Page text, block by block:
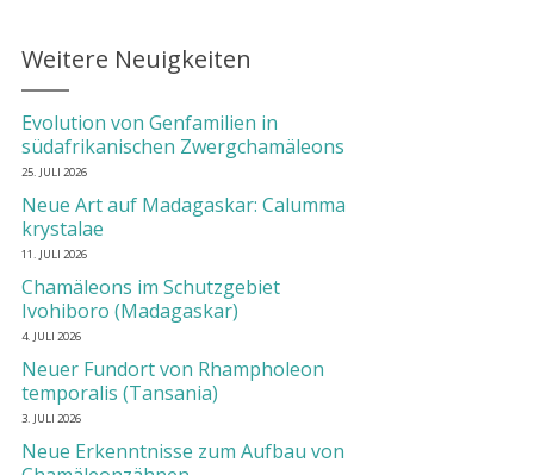
Weitere Neuigkeiten
Evolution von Genfamilien in
südafrikanischen Zwergchamäleons
25. JULI 2026
Neue Art auf Madagaskar: Calumma
krystalae
11. JULI 2026
Chamäleons im Schutzgebiet
Ivohiboro (Madagaskar)
4. JULI 2026
Neuer Fundort von Rhampholeon
temporalis (Tansania)
3. JULI 2026
Neue Erkenntnisse zum Aufbau von